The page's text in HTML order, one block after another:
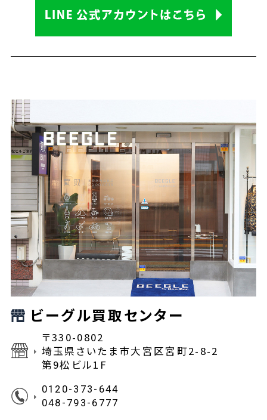
ビーグル買取センター
〒330-0802
埼玉県さいたま市大宮区宮町2-8-2
第9松ビル1F
0120-373-644
048-793-6777